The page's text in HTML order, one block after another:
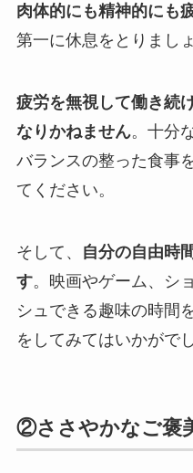
肉体的にも精神的にも
第一に休息をとりましょ
疲労を無視して働き続
なりかねません。十分
バランスの整った食事
てください。
そして、
自分の自由時
す。映画やゲーム、シ
シュできる趣味の時間
をしてみてはいかがで
②ささやかなご褒